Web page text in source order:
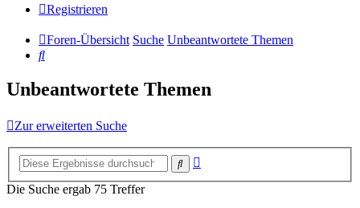
Registrieren
Foren-Übersicht Suche Unbeantwortete Themen
Suche
Unbeantwortete Themen
Zur erweiterten Suche
Suche
Die Suche ergab 75 Treffer